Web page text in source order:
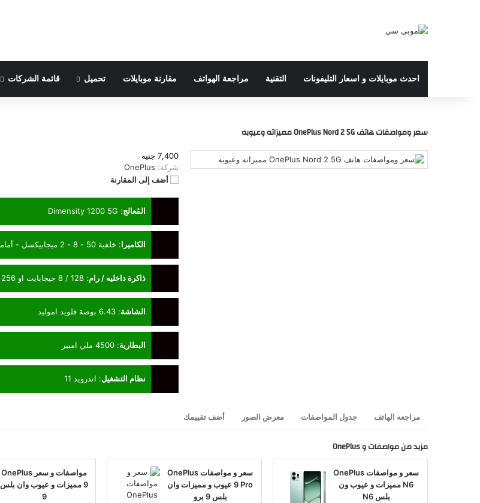
احدث موبايلات و اسعار التليفونات التقنية مراجعة الهواتف مقارنة موبايلات تحميل قائمة الشركات
سعر ومواصفات هاتف OnePlus Nord 2 5G مميزاته وعيوبه
7,400 جنيه
شركة: OnePlus
أضف إلى المقارنة
المُعالج:
Dimensity 1200 5G
الكاميرا:
ذاكرة داخليه / رام:128 / 8 جيجابايت او 256 / 12 جيجابايت
الشاشة:6.43 بوصة فلويد اموليد
البطارية:4500 ملي امبير
نظام التشغيل: اندرويد 11
مراجعه الهاتف جدول المواصفات معرض الصور أضف تقييمك
مزيد من مواصفات وOnePlus
سعر و مواصفات OnePlus
N6 مميزات و عيوب ون
بلس N6
سعر و مواصفات OnePlus
9 Pro عيوب و مميزات وان
بلس 9 برو
مواصفات و سعر OnePlus
9 مميزات و عيوب وان بلس
9